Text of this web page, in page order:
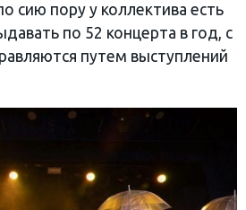
сию пору у коллектива есть
по 52 концерта в год, с
путем выступлений